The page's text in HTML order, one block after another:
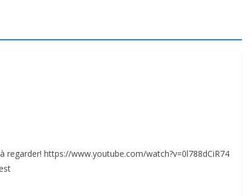
https://www.youtube.com/watch?v=0l788dCiR74